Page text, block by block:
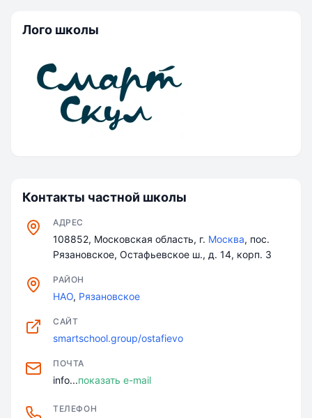
Лого школы
Контакты частной школы
АДРЕС
​108852, Московская область, г. Москва, пос.
Рязановское, Остафьевское ш., д. 14, корп. 3
РАЙОН
НАО, Рязановское
САЙТ
smartschool.group/ostafievo
ПОЧТА
info...показать e-mail
ТЕЛЕФОН